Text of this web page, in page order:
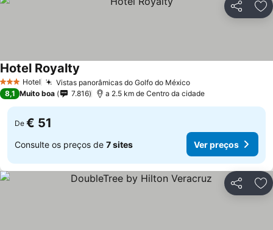
Partilhar
3 EstrelasHotel Vistas panorâmicas do Golfo do MéxicoVer preços
Hotel Royalty
8,1 Muito boa 7.816 a 2.5 km de Centro da cidade
De € 51
Consulte os preços de 7 sites Ver preços
Partilhar